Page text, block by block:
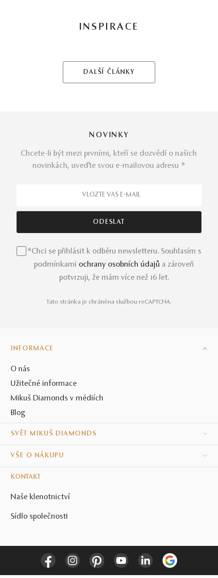
INSPIRACE
DALŠÍ ČLÁNKY
NOVINKY
Chcete-li být mezi prvními, kteří se dozvědí o našich
novinkách, uveďte svou e-mailovou adresu *
*Chci se přihlásit k odběru newsletteru. Souhlasím s
podmínkami ochrany osobních údajů a zároveň
potvrzuji, že mám více než 16 let.
Tato stránka je chráněna službou reCAPTCHA.
INFORMACE
O nás
Užitečné informace
Mikuš Diamonds v médiích
Blog
SVĚT MIKUŠ DIAMONDS
VŠE O NÁKUPU
KONTAKT
Naše klenotnictví
Sídlo společnosti